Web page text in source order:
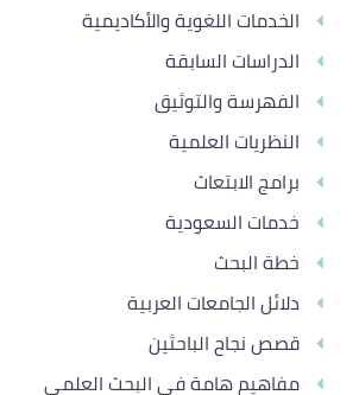
الخدمات اللغوية والأكاديمية
الدراسات السابقة
الفهرسة والتوثيق
النظريات العلمية
برامج الابتعاث
خدمات السعودية
خطة البحث
دلائل الجامعات العربية
قصص نجاح الباحثين
مفاهيم هامة في البحث العلمي